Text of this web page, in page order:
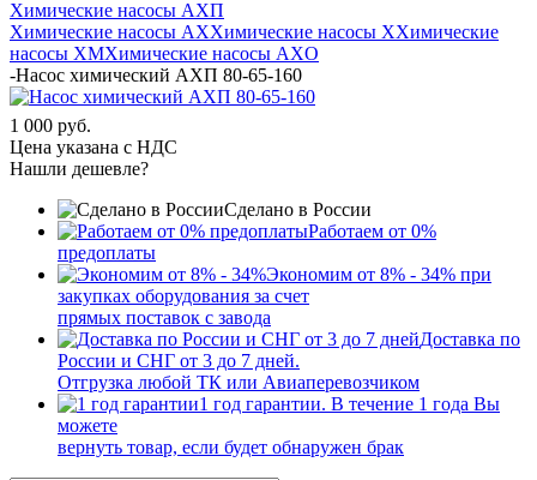
Химические насосы АХП
Химические насосы AXХимические насосы XХимические
насосы XМХимические насосы AXО
-Насос химический АХП 80-65-160
1 000 руб.
Цена указана с НДС
Нашли дешевле?
Сделано в России
Работаем от 0%
предоплаты
Экономим от 8% - 34% при
закупках оборудования за счет
прямых поставок с завода
Доставка по
России и СНГ от 3 до 7 дней.
Отгрузка любой ТК или Авиаперевозчиком
1 год гарантии. В течение 1 года Вы
можете
вернуть товар, если будет обнаружен брак